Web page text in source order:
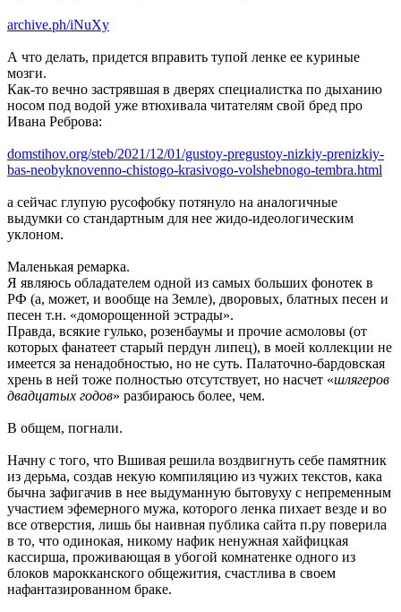
archive.ph/iNuXy
А что делать, придется вправить тупой ленке ее куриные
мозги.
Как-то вечно застрявшая в дверях специалистка по дыханию
носом под водой уже втюхивала читателям свой бред про
Ивана Реброва:
domstihov.org/steb/2021/12/01/gustoy-pregustoy-nizkiy-prenizkiy-
bas-neobyknovenno-chistogo-krasivogo-volshebnogo-tembra.html
а сейчас глупую русофобку потянуло на аналогичные
выдумки со стандартным для нее жидо-идеологическим
уклоном.
Маленькая ремарка.
Я являюсь обладателем одной из самых больших фонотек в
РФ (а, может, и вообще на Земле), дворовых, блатных песен и
песен т.н. «доморощенной эстрады».
Правда, всякие гулько, розенбаумы и прочие асмоловы (от
которых фанатеет старый пердун липец), в моей коллекции не
имеется за ненадобностью, но не суть. Палаточно-бардовская
хрень в ней тоже полностью отсутствует, но насчет «шлягеров
двадцатых годов» разбираюсь более, чем.
В общем, погнали.
Начну с того, что Вшивая решила воздвигнуть себе памятник
из дерьма, создав некую компиляцию из чужих текстов, кака
бычна зафигачив в нее выдуманную бытовуху с непременным
участием эфемерного мужа, которого ленка пихает везде и во
все отверстия, лишь бы наивная публика сайта п.ру поверила
в то, что одинокая, никому нафик ненужная хайфицкая
кассирша, проживающая в убогой комнатенке одного из
блоков марокканского общежития, счастлива в своем
нафантазированном браке.